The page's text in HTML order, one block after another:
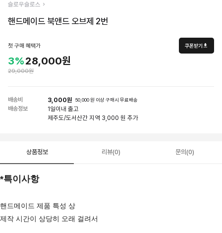
슬로우슬로스
핸드메이드 북앤드 오브제 2번
첫 구매 혜택가 쿠폰받기
3%28,000원
29,000원
배송비 3,000원 50,000 원 이상 구매시 무료배송
배송정보 1일이내 출고
제주도/도서산간 지역 3,000 원 추가
상품정보 리뷰(0) 문의(0)
*특이사항
핸드메이드 제품 특성 상
제작 시간이 상당히 오래 걸려서